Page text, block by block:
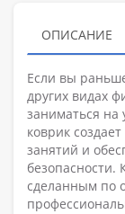
ОПИСАНИЕ
Если вы
других видах
заниматься на
коврик
занятий и
сделанным по